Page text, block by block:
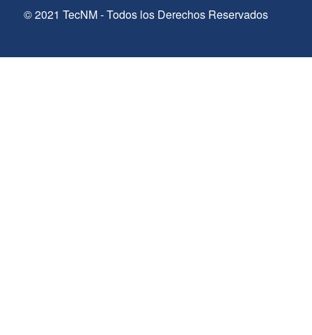
© 2021 TecNM - Todos los Derechos Reservados